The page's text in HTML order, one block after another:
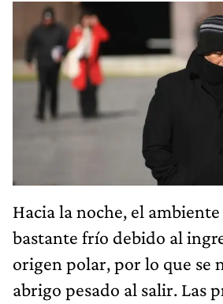
Hacia la noche, el
bastante frío debido al
origen polar, por lo que se
abrigo pesado al salir. Las